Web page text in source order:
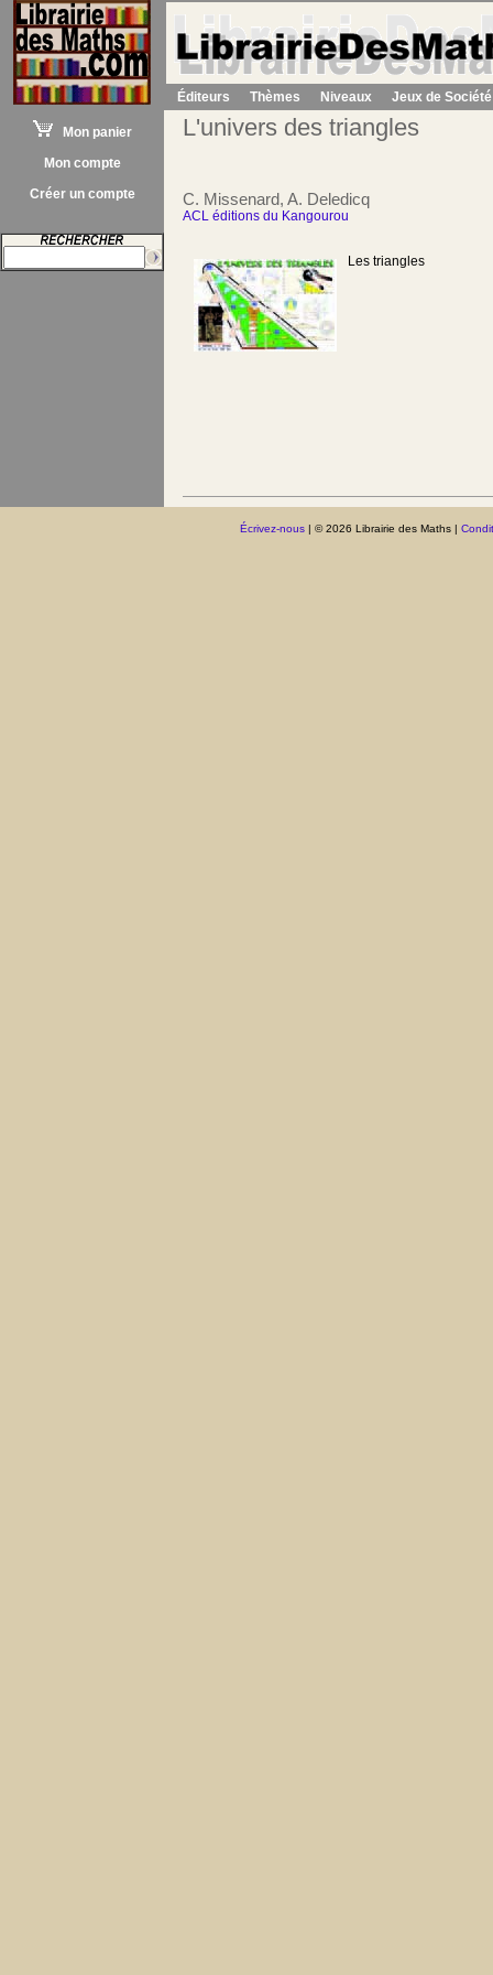
Mon panier
Mon compte
Créer un compte
Éditeurs Thèmes Niveaux Jeux de Société
L'univers des triangles
C. Missenard, A. Deledicq
ACL éditions du Kangourou
Les triangles
Écrivez-nous| © 2026 Librairie des Maths |